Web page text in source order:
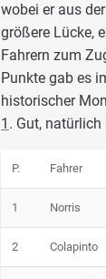
wobei er aus
größere Lücke,
Fahrern zum
Punkte gab es
historischer
1 . Gut,
P. Fahrer
1 Norris
2 Colapinto